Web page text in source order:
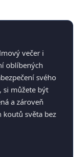
večer i
oblíbených
svého
si můžete být
a zároveň
světa bez